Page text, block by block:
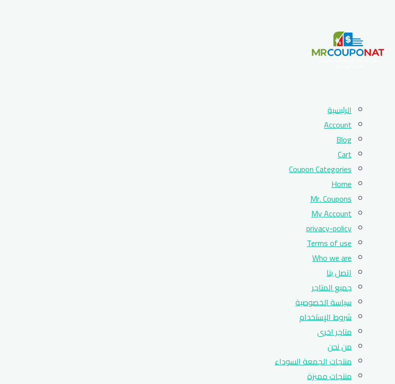
الرئيسية
Account
Blog
Cart
Coupon Categories
Home
Mr. Coupons
My Account
privacy-policy
Terms of use
Who we are
اتصل بنا
جميع المتاجر
سياسة الخصوصية
شروط الإستخدام
متاجر اخرى
من نحن
منتجات الجمعة السوداء
منتجات مميزة